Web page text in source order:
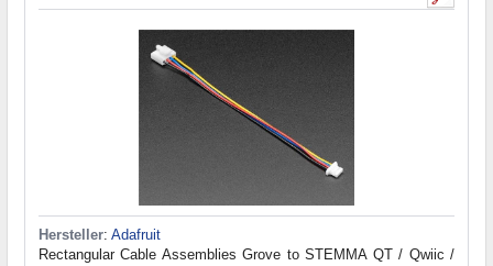
Hersteller: Adafruit
Rectangular Cable Assemblies Grove to STEMMA QT / Qwiic /